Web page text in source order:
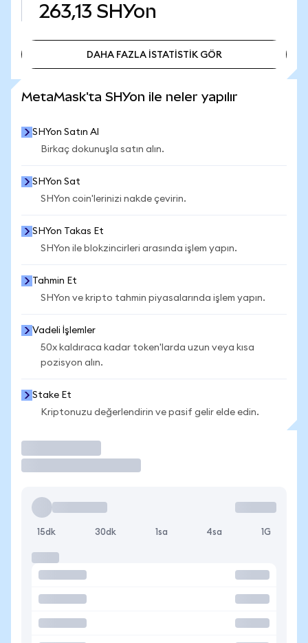
263,13 SHYon
DAHA FAZLA İSTATİSTİK GÖR
MetaMask'ta SHYon ile neler yapılır
SHYon Satın Al
Birkaç dokunuşla satın alın.
SHYon Sat
SHYon coin'lerinizi nakde çevirin.
SHYon Takas Et
SHYon ile blokzincirleri arasında işlem yapın.
Tahmin Et
SHYon ve kripto tahmin piyasalarında işlem yapın.
Vadeli İşlemler
50x kaldıraca kadar token'larda uzun veya kısa
pozisyon alın.
Stake Et
Kriptonuzu değerlendirin ve pasif gelir elde edin.
15dk 30dk 1sa 4sa 1G